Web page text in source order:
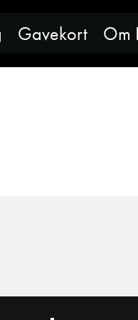
Gavekort Om